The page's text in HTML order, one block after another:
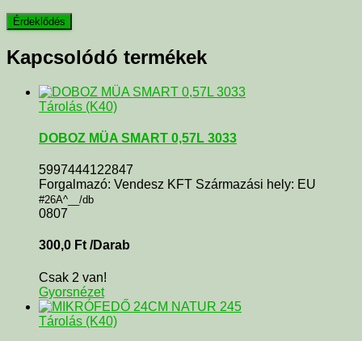
Kapcsolódó termékek
Tárolás (K40)
DOBOZ MÜA SMART 0,57L 3033
5997444122847
Forgalmazó: Vendesz KFT Származási hely: EU
#26A^__/db
0807
300,0 Ft /Darab
Csak 2 van!
Gyorsnézet
Tárolás (K40)